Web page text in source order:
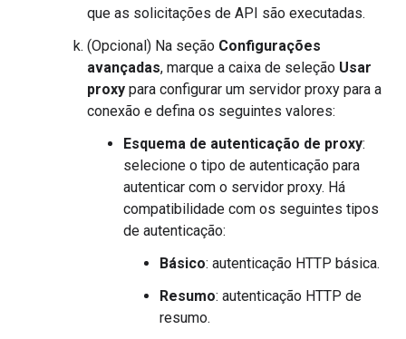
que as solicitações de API são executadas.
(Opcional) Na seção Configurações
avançadas, marque a caixa de seleção Usar
proxy para configurar um servidor proxy para a
conexão e defina os seguintes valores:
Esquema de autenticação de proxy:
selecione o tipo de autenticação para
autenticar com o servidor proxy. Há
compatibilidade com os seguintes tipos
de autenticação:
Básico: autenticação HTTP básica.
Resumo: autenticação HTTP de
resumo.